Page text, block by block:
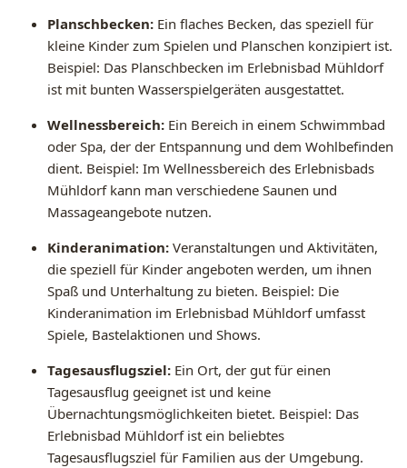
Planschbecken: Ein flaches Becken, das speziell für
kleine Kinder zum Spielen und Planschen konzipiert ist.
Beispiel: Das Planschbecken im Erlebnisbad Mühldorf
ist mit bunten Wasserspielgeräten ausgestattet.
Wellnessbereich: Ein Bereich in einem Schwimmbad
oder Spa, der der Entspannung und dem Wohlbefinden
dient. Beispiel: Im Wellnessbereich des Erlebnisbads
Mühldorf kann man verschiedene Saunen und
Massageangebote nutzen.
Kinderanimation: Veranstaltungen und Aktivitäten,
die speziell für Kinder angeboten werden, um ihnen
Spaß und Unterhaltung zu bieten. Beispiel: Die
Kinderanimation im Erlebnisbad Mühldorf umfasst
Spiele, Bastelaktionen und Shows.
Tagesausflugsziel: Ein Ort, der gut für einen
Tagesausflug geeignet ist und keine
Übernachtungsmöglichkeiten bietet. Beispiel: Das
Erlebnisbad Mühldorf ist ein beliebtes
Tagesausflugsziel für Familien aus der Umgebung.